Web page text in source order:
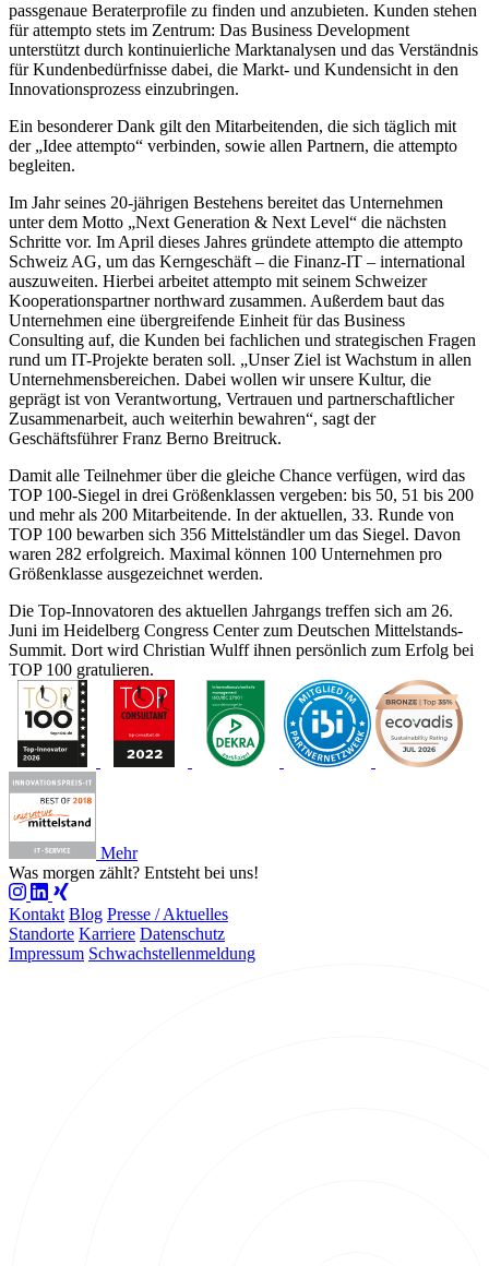
passgenaue Beraterprofile zu finden und anzubieten. Kunden stehen
für attempto stets im Zentrum: Das Business Development
unterstützt durch kontinuierliche Marktanalysen und das Verständnis
für Kundenbedürfnisse dabei, die Markt- und Kundensicht in den
Innovationsprozess einzubringen.
Ein besonderer Dank gilt den Mitarbeitenden, die sich täglich mit
der „Idee attempto“ verbinden, sowie allen Partnern, die attempto
begleiten.
Im Jahr seines 20-jährigen Bestehens bereitet das Unternehmen
unter dem Motto „Next Generation & Next Level“ die nächsten
Schritte vor. Im April dieses Jahres gründete attempto die attempto
Schweiz AG, um das Kerngeschäft – die Finanz-IT – international
auszuweiten. Hierbei arbeitet attempto mit seinem Schweizer
Kooperationspartner northward zusammen. Außerdem baut das
Unternehmen eine übergreifende Einheit für das Business
Consulting auf, die Kunden bei fachlichen und strategischen Fragen
rund um IT-Projekte beraten soll. „Unser Ziel ist Wachstum in allen
Unternehmensbereichen. Dabei wollen wir unsere Kultur, die
geprägt ist von Verantwortung, Vertrauen und partnerschaftlicher
Zusammenarbeit, auch weiterhin bewahren“, sagt der
Geschäftsführer Franz Berno Breitruck.
Damit alle Teilnehmer über die gleiche Chance verfügen, wird das
TOP 100-Siegel in drei Größenklassen vergeben: bis 50, 51 bis 200
und mehr als 200 Mitarbeitende. In der aktuellen, 33. Runde von
TOP 100 bewarben sich 356 Mittelständler um das Siegel. Davon
waren 282 erfolgreich. Maximal können 100 Unternehmen pro
Größenklasse ausgezeichnet werden.
Die Top-Innovatoren des aktuellen Jahrgangs treffen sich am 26.
Juni im Heidelberg Congress Center zum Deutschen Mittelstands-
Summit. Dort wird Christian Wulff ihnen persönlich zum Erfolg bei
TOP 100 gratulieren.
Mehr
Was morgen zählt? Entsteht bei uns!
Kontakt Blog Presse / Aktuelles
Standorte Karriere Datenschutz
Impressum Schwachstellenmeldung